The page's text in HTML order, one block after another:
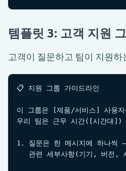
템플릿 3: 고객 지원
고객이 질문하고 팀이 지원
📋 지원 그룹 가이드라인
이 그룹은 [제품/서비스] 사용
우리 팀은 근무 시간([시간대])
1. 질문은 한 메시지에 하나씩
관련 세부사항(기기, 버전,